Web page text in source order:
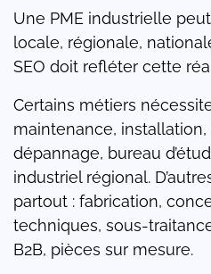
Une PME industrielle
locale, régionale,
SEO doit refléter cette
Certains métiers
maintenance,
dépannage, bureau
industriel régional.
partout : fabrication,
techniques, sous-
B2B, pièces sur mesure.